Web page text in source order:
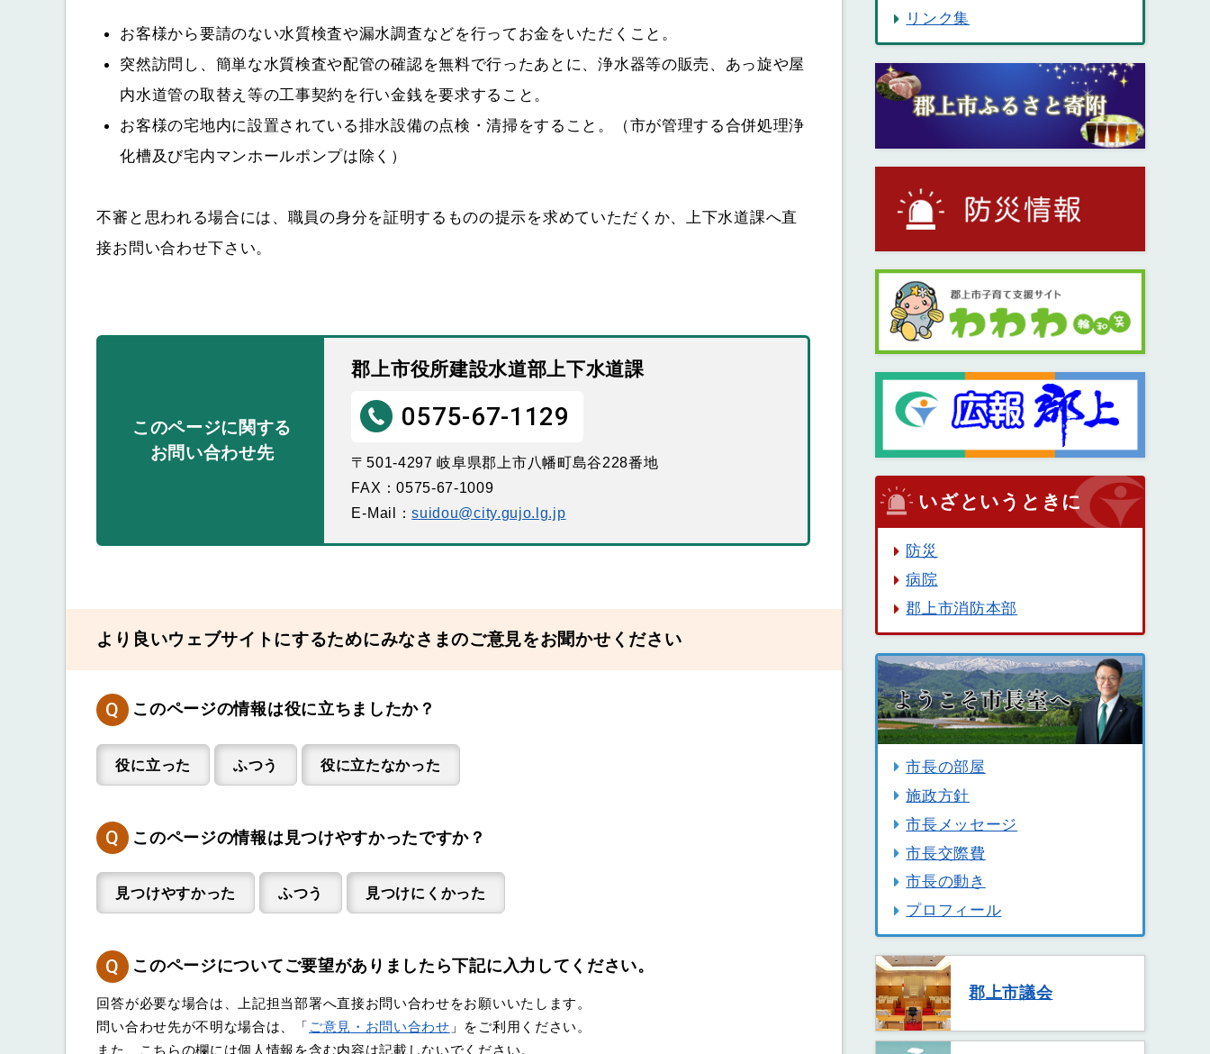
お客様から要請のない水質検査や漏水調査などを行ってお金をいただくこと。
突然訪問し、簡単な水質検査や配管の確認を無料で行ったあとに、浄水器等の販売、あっ旋や屋
内水道管の取替え等の工事契約を行い金銭を要求すること。
お客様の宅地内に設置されている排水設備の点検・清掃をすること。（市が管理する合併処理浄
化槽及び宅内マンホールポンプは除く）
不審と思われる場合には、職員の身分を証明するものの提示を求めていただくか、上下水道課へ直
接お問い合わせ下さい。
このページに関する
お問い合わせ先
郡上市役所建設水道部上下水道課
0575-67-1129
〒501-4297 岐阜県郡上市八幡町島谷228番地
FAX：0575-67-1009
E-Mail：suidou@city.gujo.lg.jp
より良いウェブサイトにするためにみなさまのご意見をお聞かせください
Q このページの情報は役に立ちましたか？
役に立った ふつう 役に立たなかった
Q このページの情報は見つけやすかったですか？
見つけやすかった ふつう 見つけにくかった
Q このページについてご要望がありましたら下記に入力してください。
回答が必要な場合は、上記担当部署へ直接お問い合わせをお願いいたします。
問い合わせ先が不明な場合は、「 ご意見・お問い合わせ 」をご利用ください。
また、こちらの欄には個人情報を含む内容は記載しないでください。
リンク集
いざというときに
防災
病院
郡上市消防本部
市長の部屋
施政方針
市長メッセージ
市長交際費
市長の動き
プロフィール
郡上市議会